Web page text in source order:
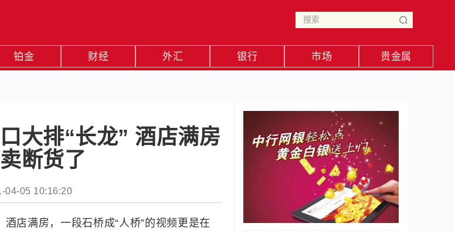
铂金 财经 外汇 银行 市场 贵金属
大排“长龙” 酒店满房
断货了
04-05 10:16:20
店满房，一段石桥成“人桥”的视频更是在